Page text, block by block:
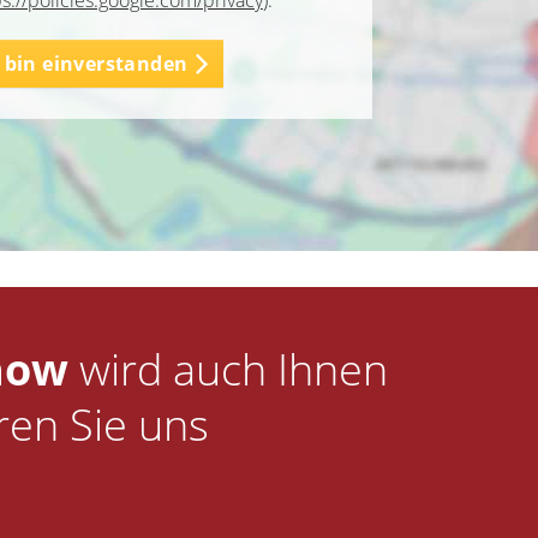
bin einverstanden
wird auch Ihnen
Sie uns